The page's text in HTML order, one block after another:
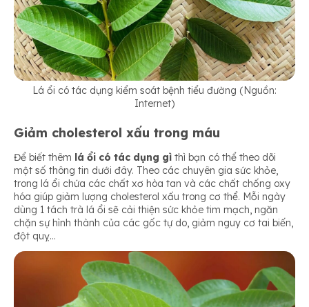
Lá ổi có tác dụng kiểm soát bệnh tiểu đường (Nguồn:
Internet)
Giảm cholesterol xấu trong máu
Để biết thêm lá ổi có tác dụng gì thì bạn có thể theo dõi
một số thông tin dưới đây. Theo các chuyên gia sức khỏe,
trong lá ổi chứa các chất xơ hòa tan và các chất chống oxy
hóa giúp giảm lượng cholesterol xấu trong cơ thể. Mỗi ngày
dùng 1 tách trà lá ổi sẽ cải thiện sức khỏe tim mạch, ngăn
chặn sự hình thành của các gốc tự do, giảm nguy cơ tai biến,
đột quỵ…